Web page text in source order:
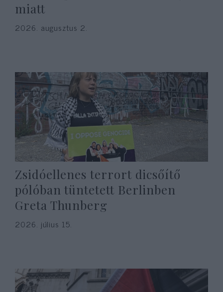
miatt
2026. augusztus 2.
Zsidóellenes terrort dicsőítő
pólóban tüntetett Berlinben
Greta Thunberg
2026. július 15.